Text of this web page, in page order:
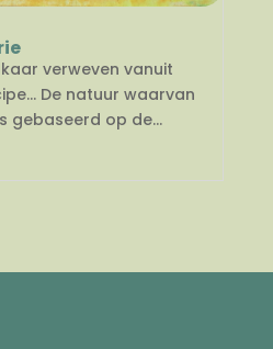
verweven vanuit
De natuur waarvan
gebaseerd op de...